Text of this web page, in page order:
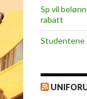
Sp vil
rabatt
Studentene